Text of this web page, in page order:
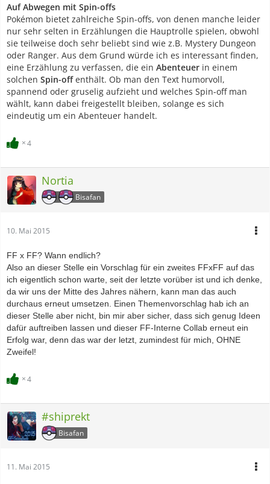
Auf Abwegen mit Spin-offs
Pokémon bietet zahlreiche Spin-offs, von denen manche leider
nur sehr selten in Erzählungen die Hauptrolle spielen, obwohl
sie teilweise doch sehr beliebt sind wie z.B. Mystery Dungeon
oder Ranger. Aus dem Grund würde ich es interessant finden,
eine Erzählung zu verfassen, die ein Abenteuer in einem
solchen Spin-offenthält. Ob man den Text humorvoll,
spannend oder gruselig aufzieht und welches Spin-off man
wählt, kann dabei freigestellt bleiben, solange es sich
eindeutig um ein Abenteuer handelt.
4
Nortia
Bisafan
10. Mai 2015
FF x FF? Wann endlich?
Also an dieser Stelle ein Vorschlag für ein zweites FFxFF auf das
ich eigentlich schon warte, seit der letzte vorüber ist und ich denke,
da wir uns der Mitte des Jahres nähern, kann man das auch
durchaus erneut umsetzen. Einen Themenvorschlag hab ich an
dieser Stelle aber nicht, bin mir aber sicher, dass sich genug Ideen
dafür auftreiben lassen und dieser FF-Interne Collab erneut ein
Erfolg war, denn das war der letzt, zumindest für mich, OHNE
Zweifel!
4
#shiprekt
Bisafan
11. Mai 2015